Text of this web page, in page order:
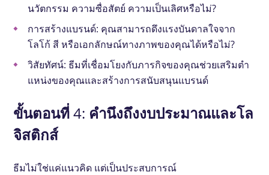
นวัตกรรม ความซื่อสัตย์ ความเป็นเลิศหรือไม่?
การสร้างแบรนด์: คุณสามารถดึงแรงบันดาลใจจาก
โลโก้ สี หรือเอกลักษณ์ทางภาพของคุณได้หรือไม่?
วิสัยทัศน์: ธีมที่เชื่อมโยงกับภารกิจของคุณช่วยเสริมตํา
แหน่งของคุณและสร้างการสนับสนุนแบรนด์
ขั้นตอนที่ 4: คํานึงถึงงบประมาณและโล
จิสติกส์
ธีมไม่ใช่แค่แนวคิด แต่เป็นประสบการณ์